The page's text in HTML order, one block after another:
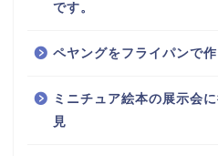
です。
ペヤングをフライパンで
ミニチュア絵本の展示会
見